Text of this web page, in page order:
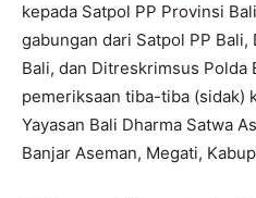
kepada Satpol PP Provinsi
gabungan dari Satpol PP
Bali, dan Ditreskrimsus Polda
pemeriksaan tiba-tiba (sidak)
Yayasan Bali Dharma Satwa
Banjar Aseman, Megati,